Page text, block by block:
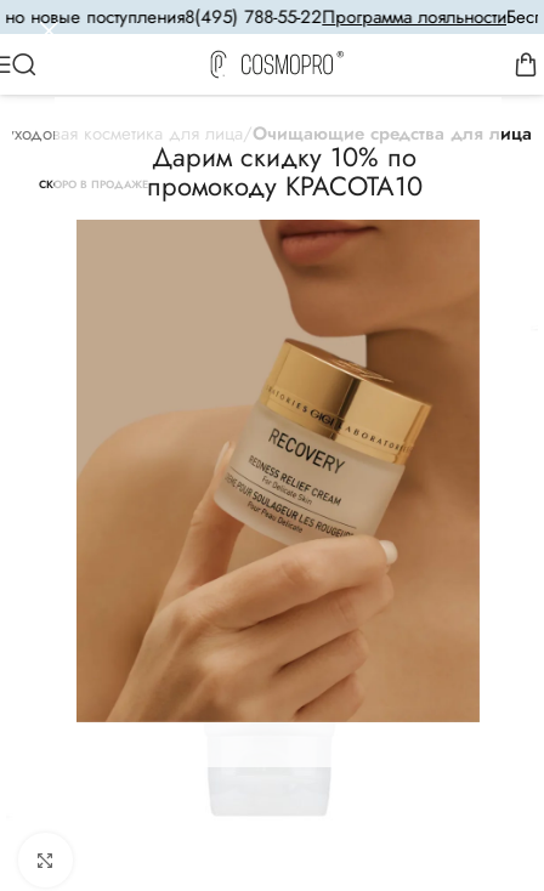
Дарим скидку 10% по
промокоду КРАСОТА10
поступления8(495) 788-55-22Программа лояльности
косметика для лица Очищающие средства для лица
СКОРО В ПРОДАЖЕ